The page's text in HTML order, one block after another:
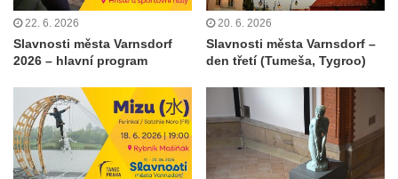
22. 6. 2026
Slavnosti města Varnsdorf
2026 – hlavní program
20. 6. 2026
Slavnosti města Varnsdorf –
den třetí (Tumeša, Tygroo)